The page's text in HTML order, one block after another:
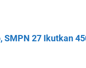
27 Ikutkan